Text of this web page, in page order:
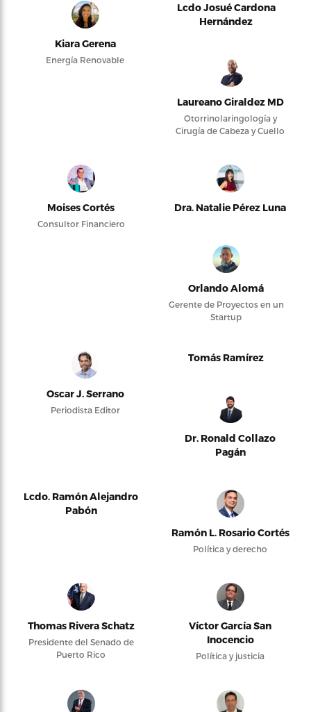
Kiara Gerena
Energía Renovable
Lcdo Josué Cardona
Hernández
Laureano Giraldez MD
Otorrinolaringología y
Cirugía de Cabeza y Cuello
Moises Cortés
Consultor Financiero
Dra. Natalie Pérez Luna
Orlando Alomá
Gerente de Proyectos en un
Startup
Oscar J. Serrano
Periodista Editor
Tomás Ramírez
Dr. Ronald Collazo
Pagán
Lcdo. Ramón Alejandro
Pabón
Ramón L. Rosario Cortés
Política y derecho
Thomas Rivera Schatz
Presidente del Senado de
Puerto Rico
Víctor García San
Inocencio
Política y justicia